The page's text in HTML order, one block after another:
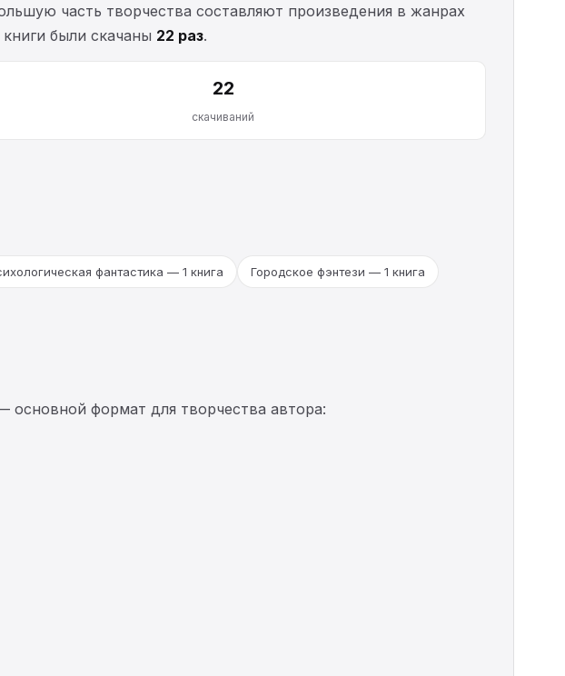
часть творчества составляют произведения в жанрах
были скачаны 22 раз.
22
скачиваний
фантастика — 1 книга Городское фэнтези — 1 книга
формат для творчества автора: